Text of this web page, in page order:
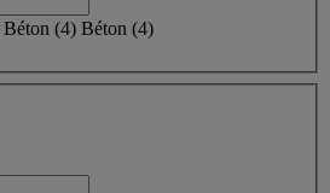
Béton (4) Béton (4)